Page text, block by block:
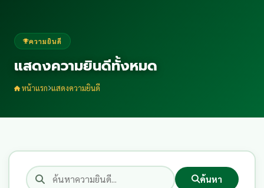
ความยินดี
แสดงความยินดีทั้งหมด
หน้าแรก แสดงความยินดี
ค้นหา